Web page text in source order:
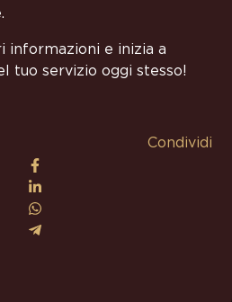
informazioni e inizia a
tuo servizio oggi stesso!
Condividi